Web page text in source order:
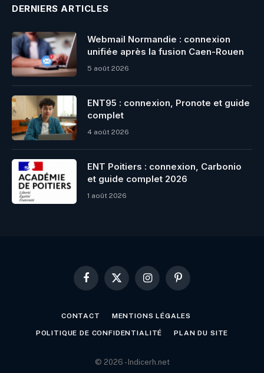
DERNIERS ARTICLES
Webmail Normandie : connexion
unifiée après la fusion Caen-Rouen
5 août 2026
ENT95 : connexion, Pronote et guide
complet
4 août 2026
ENT Poitiers : connexion, Carbonio
et guide complet 2026
1 août 2026
Facebook
X
InstagramPinterest
CONTACT MENTIONS LÉGALES
POLITIQUE DE CONFIDENTIALITÉ PLAN DU SITE
© 2026 - Indicerh.net